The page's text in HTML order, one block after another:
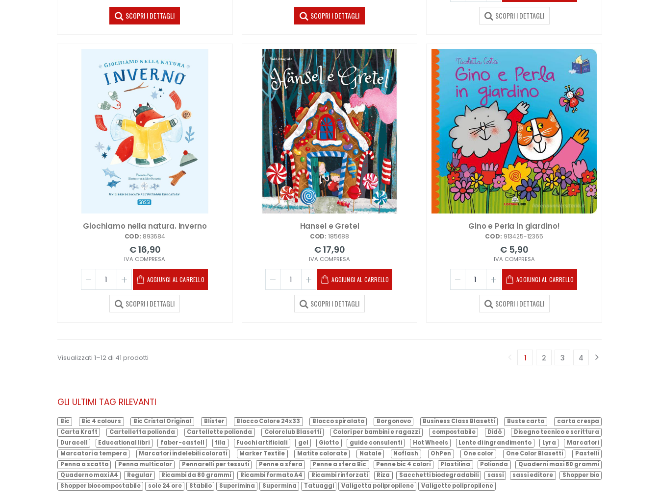
SCOPRI I DETTAGLI SCOPRI I DETTAGLI SCOPRI I DETTAGLI
Giochiamo nella natura. Inverno
COD: 893684
€ 16,90
IVA COMPRESA
AGGIUNGI AL CARRELLO
SCOPRI I DETTAGLI
Hansel e Gretel
COD: 185688
€ 17,90
IVA COMPRESA
AGGIUNGI AL CARRELLO
SCOPRI I DETTAGLI
Gino e Perla in giardino!
COD: 913425-12365
€ 5,90
IVA COMPRESA
AGGIUNGI AL CARRELLO
SCOPRI I DETTAGLI
Visualizzati 1–12 di 41 prodotti 1(corrente)
2 3 4
GLI ULTIMI TAG RILEVANTI
Bic Bic 4 colours Bic Cristal Original Blister Blocco Colore 24x33 Blocco spiralato Borgonovo Business Class Blasetti Buste carta
carta crespa
Carta Kraft
Cartelletta polionda Cartellette polionda Colorclub Blasetti Colori per bambini e ragazzi compostabile Didò
Disegno tecnico e scrittura
Duracell
Educational libri faber-castell fila Fuochi artificiali gel Giotto guide consulenti Hot Wheels Lente di ingrandimento Lyra
Marcatori
Marcatori a tempera
Marcatori indelebili colorati Marker Textile Matite colorate Natale Noflash OhPen One color One Color Blasetti
Pastelli
Penna a scatto
Penna multicolor Pennarelli per tessuti Penne a sfera Penne a sfera Bic Penne bic 4 colori Plastilina Polionda
Quaderni maxi 80 grammi
Quaderno maxi A4
Regular Ricambi da 80 grammi Ricambi formato A4 Ricambi rinforzati Riza Sacchetti biodegradabili sassi sassi editore
Shopper bio
Shopper biocompostabile
sole 24 ore Stabilo Superimina Supermina Tatuaggi Valigetta polipropilene Valigette polipropilene